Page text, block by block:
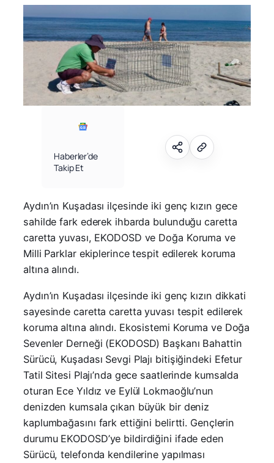
Haberler’de
Takip Et
Aydın’ın Kuşadası ilçesinde iki genç kızın gece
sahilde fark ederek ihbarda bulunduğu caretta
caretta yuvası, EKODOSD ve Doğa Koruma ve
Milli Parklar ekiplerince tespit edilerek koruma
altına alındı.
Aydın’ın Kuşadası ilçesinde iki genç kızın dikkati
sayesinde caretta caretta yuvası tespit edilerek
koruma altına alındı. Ekosistemi Koruma ve Doğa
Sevenler Derneği (EKODOSD) Başkanı Bahattin
Sürücü, Kuşadası Sevgi Plajı bitişiğindeki Efetur
Tatil Sitesi Plajı’nda gece saatlerinde kumsalda
oturan Ece Yıldız ve Eylül Lokmaoğlu’nun
denizden kumsala çıkan büyük bir deniz
kaplumbağasını fark ettiğini belirtti. Gençlerin
durumu EKODOSD’ye bildirdiğini ifade eden
Sürücü, telefonda kendilerine yapılması